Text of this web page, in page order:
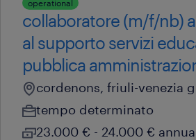
operational
collaboratore (m/f/nb)
al supporto servizi
pubblica
cordenons, friuli-venezia
tempo determinato
23.000 € - 24.000 €